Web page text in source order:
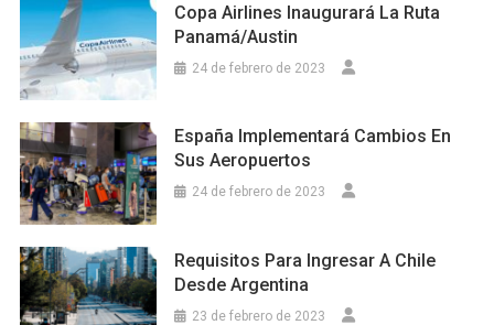
Copa Airlines Inaugurará La Ruta
Panamá/Austin
24 de febrero de 2023
España Implementará Cambios En
Sus Aeropuertos
24 de febrero de 2023
Requisitos Para Ingresar A Chile
Desde Argentina
23 de febrero de 2023